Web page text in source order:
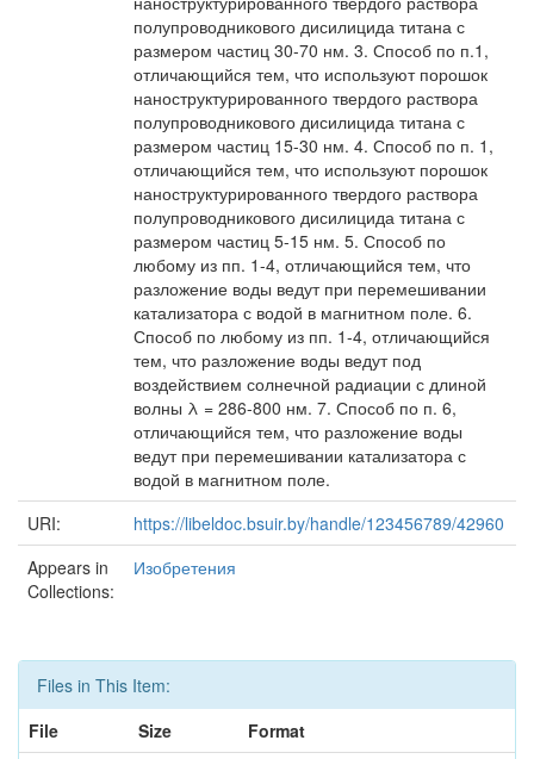
полупроводникового дисилицида титана с
размером частиц 30-70 нм. 3. Способ по п.1,
отличающийся тем, что используют порошок
наноструктурированного твердого раствора
полупроводникового дисилицида титана с
размером частиц 15-30 нм. 4. Способ по п. 1,
отличающийся тем, что используют порошок
наноструктурированного твердого раствора
полупроводникового дисилицида титана с
размером частиц 5-15 нм. 5. Способ по
любому из пп. 1-4, отличающийся тем, что
разложение воды ведут при перемешивании
катализатора с водой в магнитном поле. 6.
Способ по любому из пп. 1-4, отличающийся
тем, что разложение воды ведут под
воздействием солнечной радиации с длиной
волны λ = 286-800 нм. 7. Способ по п. 6,
отличающийся тем, что разложение воды
ведут при перемешивании катализатора с
водой в магнитном поле.
URI:
https://libeldoc.bsuir.by/handle/123456789/42960
Appears in
Collections:
Изобретения
Files in This Item:
File
Size Format